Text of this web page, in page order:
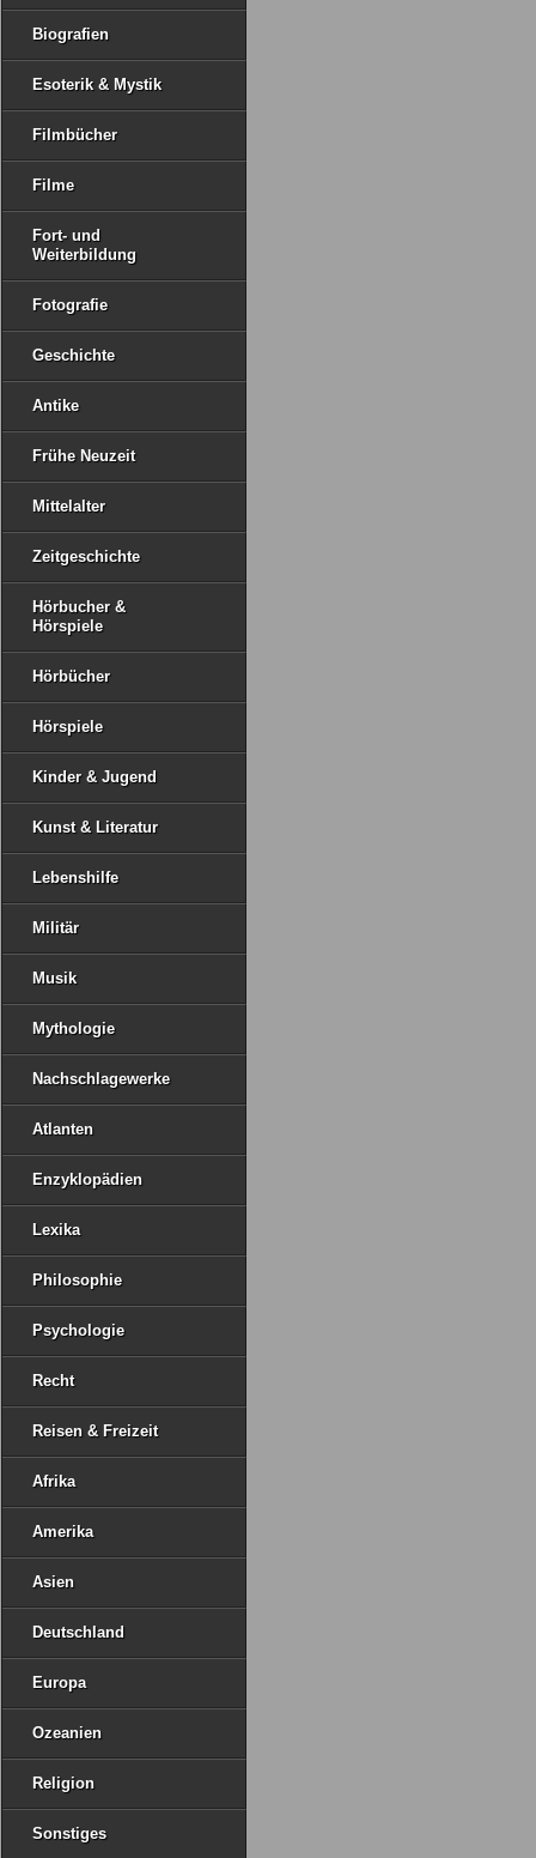
Biografien
Esoterik & Mystik
Filmbücher
Filme
Fort- und
Weiterbildung
Fotografie
Geschichte
Antike
Frühe Neuzeit
Mittelalter
Zeitgeschichte
Hörbucher &
Hörspiele
Hörbücher
Hörspiele
Kinder & Jugend
Kunst & Literatur
Lebenshilfe
Militär
Musik
Mythologie
Nachschlagewerke
Atlanten
Enzyklopädien
Lexika
Philosophie
Psychologie
Recht
Reisen & Freizeit
Afrika
Amerika
Asien
Deutschland
Europa
Ozeanien
Religion
Sonstiges